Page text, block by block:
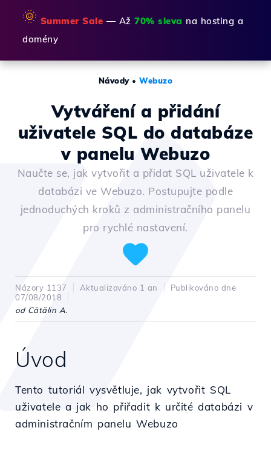
🌞 Summer Sale — Až 70% sleva na hosting a
domény
Návody•Webuzo
Vytváření a přidání
uživatele SQL do databáze
v panelu Webuzo
Naučte se, jak vytvořit a přidat SQL uživatele k
databázi ve Webuzo. Postupujte podle
jednoduchých kroků z administračního panelu
pro rychlé nastavení.
Názory 1137 Aktualizováno 1 an
Publikováno dne
07/08/2018
od Cătălin A.
Úvod
Tento tutoriál vysvětluje, jak vytvořit SQL
uživatele a jak ho přiřadit k určité databázi v
administračním panelu Webuzo